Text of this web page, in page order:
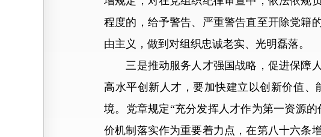
程度的，给予警告、严重警告直至开除党籍
由主义，做到对组织忠诚老实、光明磊落。
三是推动服务人才强国战略，促进保障人
高水平创新人才，要加快建立以创新价值
境。党章规定“充分发挥人才作为第一资源
价机制落实作为重要着力点，在第八十六条